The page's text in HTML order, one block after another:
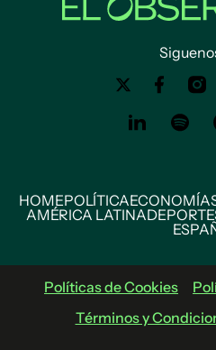
HOMEPOLÍTICAECONOMÍA
AMÉRICA LATINA
Políticas de Cookies
Términos y